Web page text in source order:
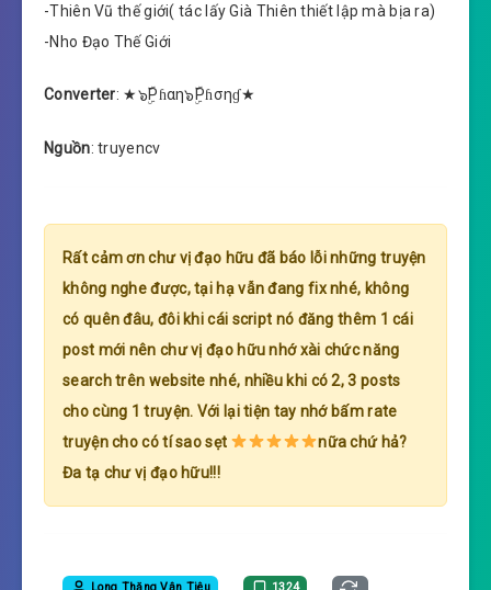
-Thiên Vũ thế giới( tác lấy Già Thiên thiết lập mà bịa ra)
-Nho Đạo Thế Giới
Converter: ★๖ۣۜPɦαη๖ۣۜPɦσηɠ★
Nguồn: truyencv
Rất cảm ơn chư vị đạo hữu đã báo lỗi những truyện
không nghe được, tại hạ vẫn đang fix nhé, không
có quên đâu, đôi khi cái script nó đăng thêm 1 cái
post mới nên chư vị đạo hữu nhớ xài chức năng
search trên website nhé, nhiều khi có 2, 3 posts
cho cùng 1 truyện. Với lại tiện tay nhớ bấm rate
truyện cho có tí sao sẹt
nữa chứ hả?
Đa tạ chư vị đạo hữu!!!